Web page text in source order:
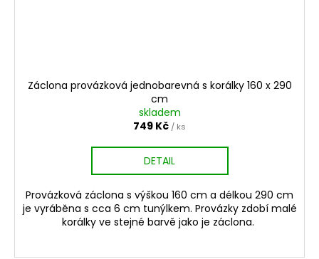
Záclona provázková jednobarevná s korálky 160 x 290
cm
skladem
749 Kč / ks
DETAIL
Provázková záclona s výškou 160 cm a délkou 290 cm
je vyráběna s cca 6 cm tunýlkem. Provázky zdobí malé
korálky ve stejné barvě jako je záclona.